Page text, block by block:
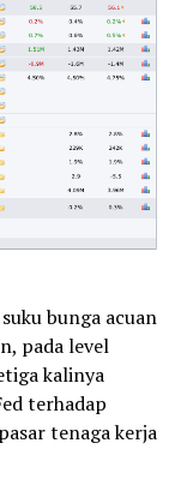
bunga acuan
pada level
kalinya
terhadap
tenaga kerja